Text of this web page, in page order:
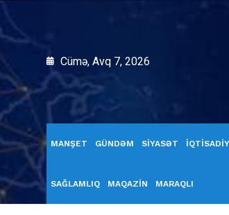
Cümə, Avq 7, 2026
MANŞET GÜNDƏM SİYASƏT
SAĞLAMLIQ MAQAZİN MARAQLI